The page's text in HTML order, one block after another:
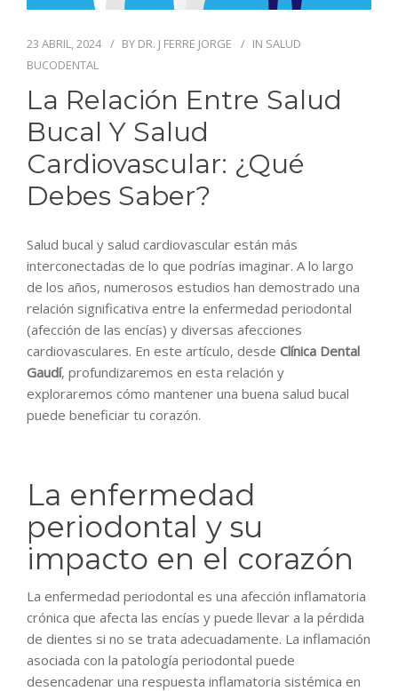
23 ABRIL, 2024 BY DR. J FERRE JORGE IN SALUD
BUCODENTAL
La Relación Entre Salud
Bucal Y Salud
Cardiovascular: ¿Qué
Debes Saber?
Salud bucal y salud cardiovascular están más
interconectadas de lo que podrías imaginar. A lo largo
de los años, numerosos estudios han demostrado una
relación significativa entre la enfermedad periodontal
(afección de las encías) y diversas afecciones
cardiovasculares. En este artículo, desde Clínica Dental
Gaudí, profundizaremos en esta relación y
exploraremos cómo mantener una buena salud bucal
puede beneficiar tu corazón.
La enfermedad
periodontal y su
impacto en el corazón
La enfermedad periodontal es una afección inflamatoria
crónica que afecta las encías y puede llevar a la pérdida
de dientes si no se trata adecuadamente. La inflamación
asociada con la patología periodontal puede
desencadenar una respuesta inflamatoria sistémica en